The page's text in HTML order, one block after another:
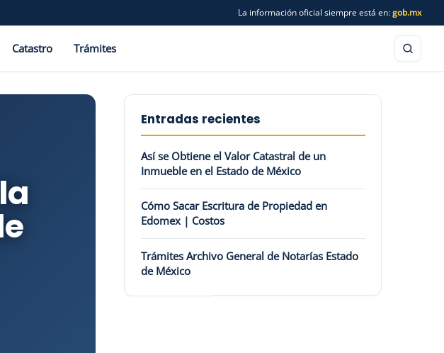
La información oficial siempre está en:gob.mx
Catastro Trámites
Entradas recientes
Así se Obtiene el Valor Catastral de un
Inmueble en el Estado de México
Cómo Sacar Escritura de Propiedad en
Edomex | Costos
Trámites Archivo General de Notarías Estado
de México